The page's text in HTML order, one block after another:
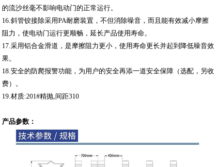
的流沙丝毫不影响电动门的正常运行。
16.斜管铰接除采用PA耐磨装置，不但消除噪音，而且能有效减小摩擦
阻力，使电动门运行更顺畅，延长产品使用寿命。
17.采用铝合金滑道，是摩擦阻力更小，使用寿命更长并起到降低噪音效
果。
18.安全的防爬报警功能，为用户的安全再添一道安全保障（选配，另收
费）。
19.材质:201#精抛,间距310
产品参数：